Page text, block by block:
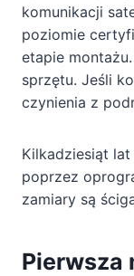
komunikacji
poziomie
etapie
sprzętu. Jeśli
czynienia z
Kilkadziesiąt lat
poprzez
zamiary są
Pierwsza